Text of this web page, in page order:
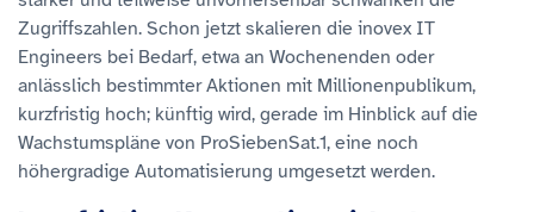
Zugriffszahlen. Schon jetzt skalieren die inovex IT
Engineers bei Bedarf, etwa an Wochenenden oder
anlässlich bestimmter Aktionen mit Millionenpublikum,
kurzfristig hoch; künftig wird, gerade im Hinblick auf die
Wachstumspläne von ProSiebenSat.1, eine noch
höhergradige Automatisierung umgesetzt werden.